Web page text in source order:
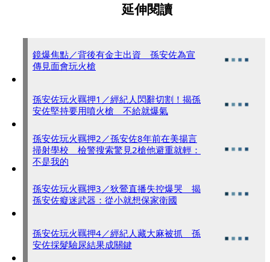
延伸閱讀
鏡爆焦點／背後有金主出資 孫安佐為宣
傳見面會玩火槍
孫安佐玩火羈押1／經紀人閃辭切割！揭孫
安佐堅持要用噴火槍 不給就爆氣
孫安佐玩火羈押2／孫安佐8年前在美揚言
掃射學校 檢警搜索驚見2槍他避重就輕：
不是我的
孫安佐玩火羈押3／狄鶯直播失控爆哭 揭
孫安佐癡迷武器：從小就想保家衛國
孫安佐玩火羈押4／經紀人藏大麻被抓 孫
安佐採髮驗尿結果成關鍵